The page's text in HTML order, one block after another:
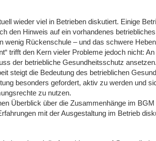
wieder viel in Betrieben diskutiert. Einige
den Hinweis auf ein vorhandenes
wenig Rückenschule – und das schwere
trifft den Kern vieler Probleme jedoch nicht:
der betriebliche Gesundheitsschutz
steigt die Bedeutung des betrieblichen
besonders gefordert, aktiv zu werden und
zu nutzen.
Überblick über die Zusammenhänge im
mit der Ausgestaltung im Betrieb